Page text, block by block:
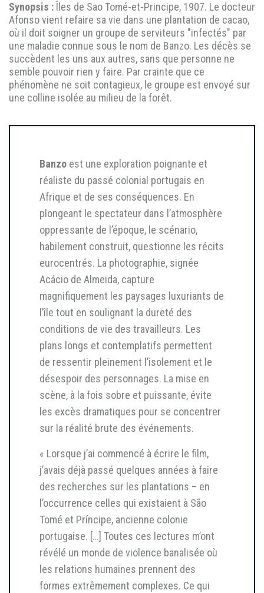
Synopsis : Îles de Sao Tomé-et-Principe, 1907. Le docteur
Afonso vient refaire sa vie dans une plantation de cacao,
où il doit soigner un groupe de serviteurs "infectés" par
une maladie connue sous le nom de Banzo. Les décès se
succèdent les uns aux autres, sans que personne ne
semble pouvoir rien y faire. Par crainte que ce
phénomène ne soit contagieux, le groupe est envoyé sur
une colline isolée au milieu de la forêt.
Banzo est une exploration poignante et
réaliste du passé colonial portugais en
Afrique et de ses conséquences. En
plongeant le spectateur dans l’atmosphère
oppressante de l’époque, le scénario,
habilement construit, questionne les récits
eurocentrés. La photographie, signée
Acácio de Almeida, capture
magnifiquement les paysages luxuriants de
l’île tout en soulignant la dureté des
conditions de vie des travailleurs. Les
plans longs et contemplatifs permettent
de ressentir pleinement l’isolement et le
désespoir des personnages. La mise en
scène, à la fois sobre et puissante, évite
les excès dramatiques pour se concentrer
sur la réalité brute des événements.
« Lorsque j’ai commencé à écrire le film,
j’avais déjà passé quelques années à faire
des recherches sur les plantations – en
l’occurrence celles qui existaient à São
Tomé et Príncipe, ancienne colonie
portugaise. […] Toutes ces lectures m’ont
révélé un monde de violence banalisée où
les relations humaines prennent des
formes extrêmement complexes. Ce qui